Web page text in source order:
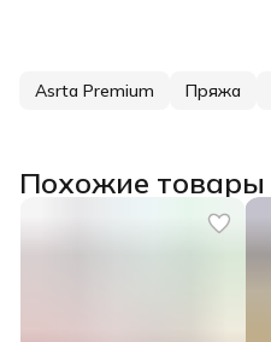
Asrta Premium Пряжа
Похожие товары